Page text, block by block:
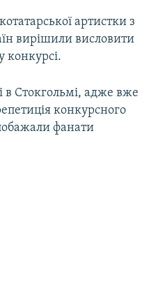
артистки з
вирішили висловити
конкурсі.
в Стокгольмі, адже вже
конкурсного
фанати